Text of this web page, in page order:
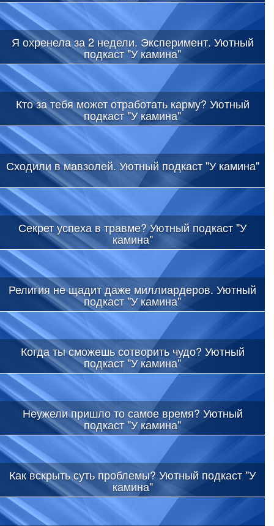
Я охренела за 2 недели. Эксперимент. Уютный
подкаст "У камина"
Кто за тебя может отработать карму? Уютный
подкаст "У камина"
Сходили в мавзолей. Уютный подкаст "У камина"
Секрет успеха в травме? Уютный подкаст "У
камина"
Религия не щадит даже миллиардеров. Уютный
подкаст "У камина"
Когда ты сможешь сотворить чудо? Уютный
подкаст "У камина"
Неужели пришло то самое время? Уютный
подкаст "У камина"
Как вскрыть суть проблемы? Уютный подкаст "У
камина"